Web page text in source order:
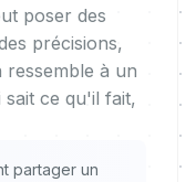
poser des
précisions,
à un
ce qu'il fait,
partager un